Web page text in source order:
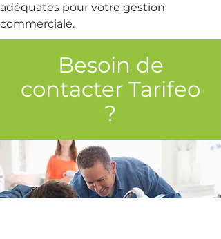
adéquates pour votre gestion
commerciale.
Besoin de
contacter Tarifeo
?